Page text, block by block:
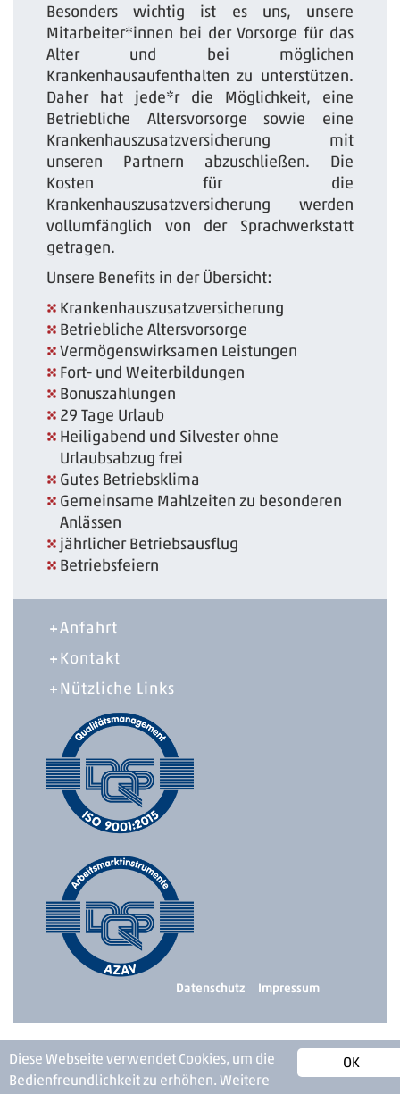
OK
Diese Webseite verwendet Cookies, um die
Bedienfreundlichkeit zu erhöhen. Weitere
Besonders wichtig ist es uns, unsere
Mitarbeiter*innen bei der Vorsorge für das
Alter und bei möglichen
Krankenhausaufenthalten zu unterstützen.
Daher hat jede*r die Möglichkeit, eine
Betriebliche Altersvorsorge sowie eine
Krankenhauszusatzversicherung mit
unseren Partnern abzuschließen. Die
Kosten für die
Krankenhauszusatzversicherung werden
vollumfänglich von der Sprachwerkstatt
getragen.
Unsere Benefits in der Übersicht:
Krankenhauszusatzversicherung
Betriebliche Altersvorsorge
Vermögenswirksamen Leistungen
Fort- und Weiterbildungen
Bonuszahlungen
29 Tage Urlaub
Heiligabend und Silvester ohne
Urlaubsabzug frei
Gutes Betriebsklima
Gemeinsame Mahlzeiten zu besonderen
Anlässen
jährlicher Betriebsausflug
Betriebsfeiern
Anfahrt
Kontakt
Nützliche Links
Impressum
Datenschutz